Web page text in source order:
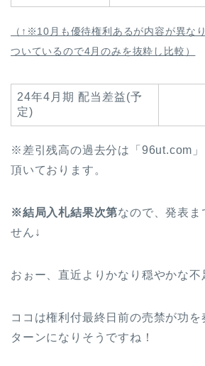
（↑※10月も優待権利あるが内容が異な
ついているので4月のみを抜粋し比較）
24年4月期 配当差益(予
定)
※差引残高の過去分は「96ut.com
頂いております。
※結局入札結果次第なので、発表ま
せん↓
おぉー、直近よりかなり穏やかな不
ココは権利付最終日前の売禁が功
ターンになりそうですね！